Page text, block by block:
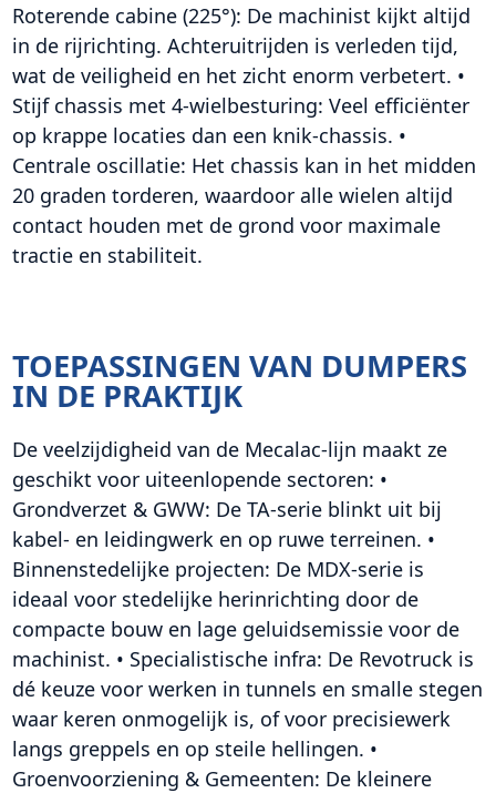
Roterende cabine (225°): De machinist kijkt altijd
in de rijrichting. Achteruitrijden is verleden tijd,
wat de veiligheid en het zicht enorm verbetert. •
Stijf chassis met 4-wielbesturing: Veel efficiënter
op krappe locaties dan een knik-chassis. •
Centrale oscillatie: Het chassis kan in het midden
20 graden torderen, waardoor alle wielen altijd
contact houden met de grond voor maximale
tractie en stabiliteit.
TOEPASSINGEN VAN DUMPERS
IN DE PRAKTIJK
De veelzijdigheid van de Mecalac-lijn maakt ze
geschikt voor uiteenlopende sectoren: •
Grondverzet & GWW: De TA-serie blinkt uit bij
kabel- en leidingwerk en op ruwe terreinen. •
Binnenstedelijke projecten: De MDX-serie is
ideaal voor stedelijke herinrichting door de
compacte bouw en lage geluidsemissie voor de
machinist. • Specialistische infra: De Revotruck is
dé keuze voor werken in tunnels en smalle stegen
waar keren onmogelijk is, of voor precisiewerk
langs greppels en op steile hellingen. •
Groenvoorziening & Gemeenten: De kleinere